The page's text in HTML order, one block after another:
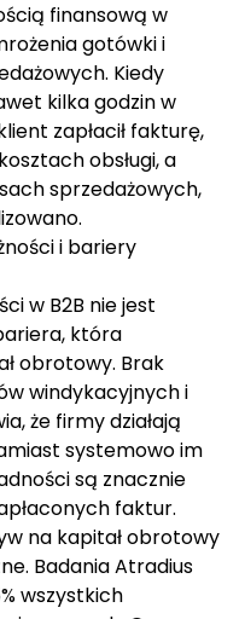
finansową w
gotówki i
Kiedy
kilka godzin w
zapłacił fakturę,
obsługi, a
sprzedażowych,
i bariery
w B2B nie jest
która
obrotowy. Brak
windykacyjnych i
że firmy działają
systemowo im
są znacznie
faktur.
na kapitał obrotowy
BadaniaAtradius
wszystkich